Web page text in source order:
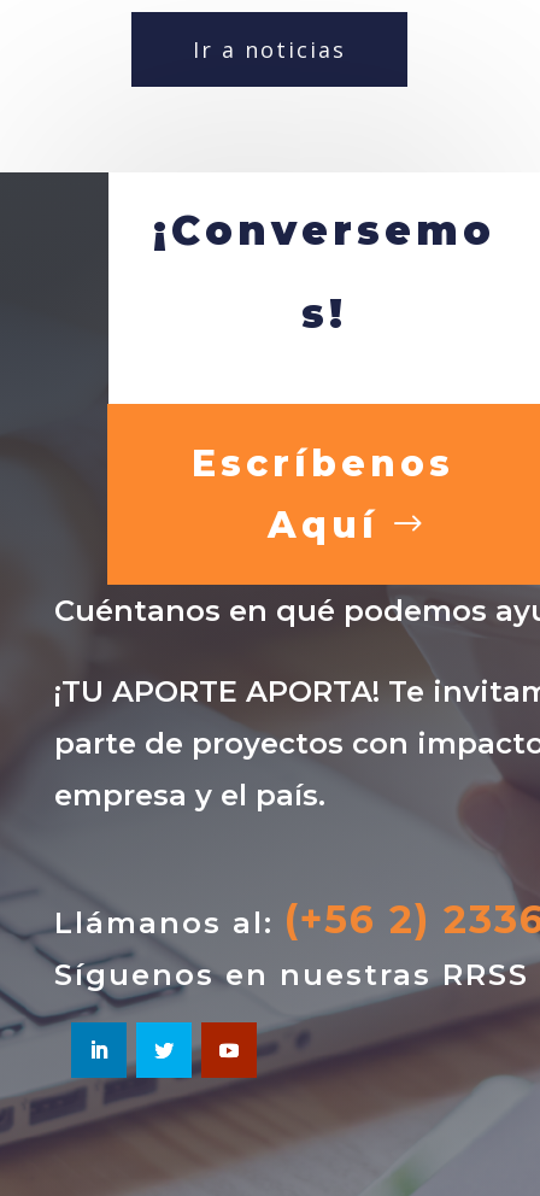
Ir a noticias
¡Conversemo
s!
Escríbenos
Aquí
Cuéntanos en qué podemos
¡TU APORTE APORTA! Te
parte de proyectos con
empresa y el país.
Llámanos al: (+56 2)
Síguenos en nuestras RRSS